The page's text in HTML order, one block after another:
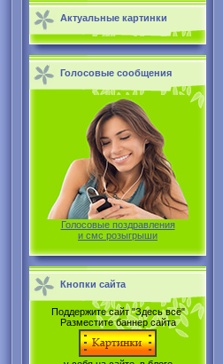
Актуальные картинки
Голосовые сообщения
Голосовые поздравления
и смс розыгрыши
Кнопки сайта
Поддержите сайт "Здесь всё"
Разместите баннер сайта